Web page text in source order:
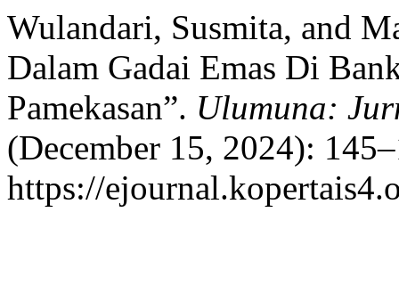
Wulandari, Susmita, and
Dalam Gadai Emas Di
Pamekasan”. Ulumuna:
(December 15, 2024):
https://